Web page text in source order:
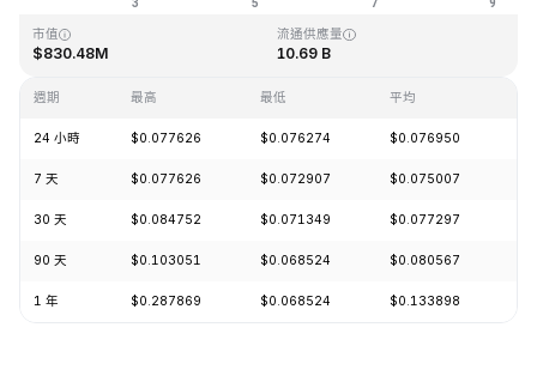
市值
$830.48M
流通供應量
10.69 B
週期 最高 最低 平均
24 小時 $0.077626 $0.076274 $0.076950
7 天 $0.077626 $0.072907 $0.075007
30 天 $0.084752 $0.071349 $0.077297
90 天 $0.103051 $0.068524 $0.080567
1 年 $0.287869 $0.068524 $0.133898